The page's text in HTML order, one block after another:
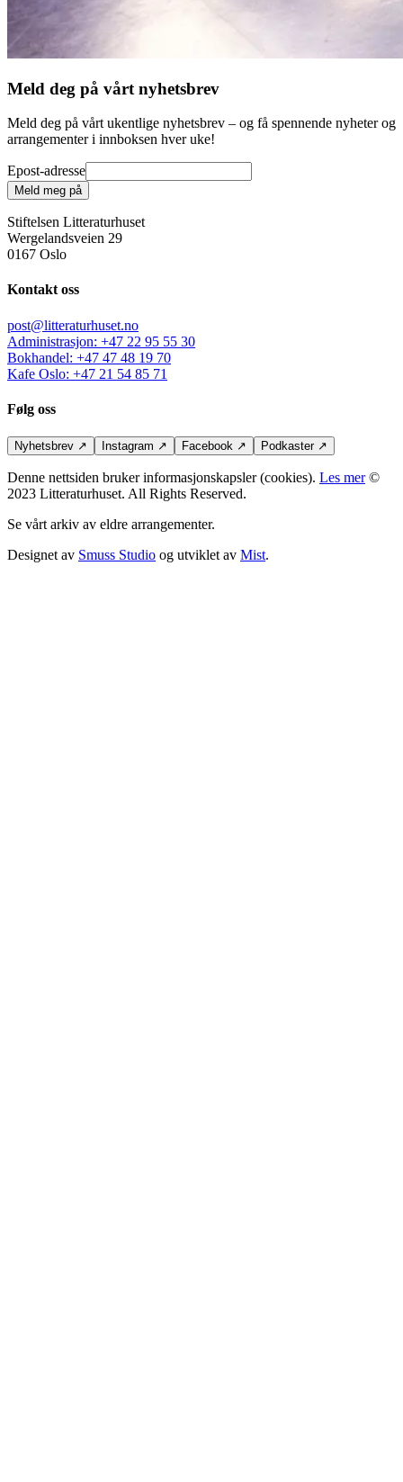
Meld deg på vårt nyhetsbrev
Meld deg på vårt ukentlige nyhetsbrev – og få spennende nyheter og
arrangementer i innboksen hver uke!
Epost-adresse
Meld meg på
Stiftelsen Litteraturhuset
Wergelandsveien 29
0167 Oslo
Kontakt oss
post@litteraturhuset.no
Administrasjon: +47 22 95 55 30
Bokhandel: +47 47 48 19 70
Kafe Oslo: +47 21 54 85 71
Følg oss
Nyhetsbrev ↗ Instagram ↗ Facebook ↗ Podkaster↗
Denne nettsiden bruker informasjonskapsler (cookies). Les mer©
2023 Litteraturhuset. All Rights Reserved.
Se vårt arkiv av eldre arrangementer.
Designet av Smuss Studio og utviklet av Mist.